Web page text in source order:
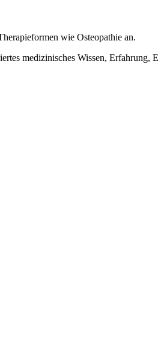
wie Osteopathie an.
medizinisches Wissen, Erfahrung,